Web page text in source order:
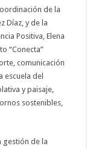
de la
Díaz, y de la
Positiva, Elena
“Conecta”
comunicación
escuela del
y paisaje,
sostenibles,
gestión de la